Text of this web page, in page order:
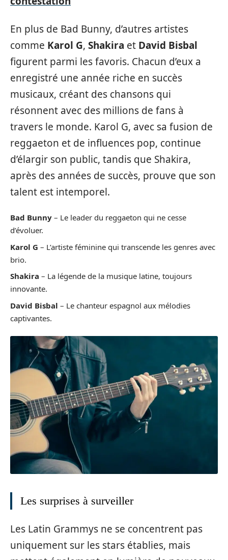
En plus de Bad Bunny, d’autres artistes
comme Karol G, Shakira et David Bisbal
figurent parmi les favoris. Chacun d’eux a
enregistré une année riche en succès
musicaux, créant des chansons qui
résonnent avec des millions de fans à
travers le monde. Karol G, avec sa fusion de
reggaeton et de influences pop, continue
d’élargir son public, tandis que Shakira,
après des années de succès, prouve que son
talent est intemporel.
Bad Bunny – Le leader du reggaeton qui ne cesse
d’évoluer.
Karol G – L’artiste féminine qui transcende les genres avec
brio.
Shakira – La légende de la musique latine, toujours
innovante.
David Bisbal – Le chanteur espagnol aux mélodies
captivantes.
Les surprises à surveiller
Les Latin Grammys ne se concentrent pas
uniquement sur les stars établies, mais